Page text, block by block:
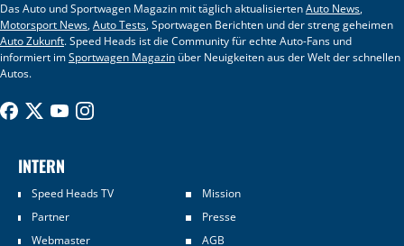
Das Auto und Sportwagen Magazin mit täglich aktualisiertenAuto News,
Motorsport News,Auto Tests, Sportwagen Berichten und der streng geheimen
Auto Zukunft. Speed Heads ist die Community für echte Auto-Fans und
informiert imSportwagen Magazin über Neuigkeiten aus der Welt der schnellen
Autos.
INTERN
Speed Heads TV
Mission
Partner
Presse
Webmaster
AGB